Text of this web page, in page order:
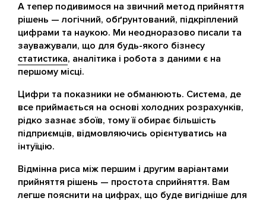
А тепер подивимося на звичний метод прийняття
рішень — логічний, обґрунтований, підкріплений
цифрами та наукою. Ми неодноразово писали та
зауважували, що для будь-якого бізнесу
статистика, аналітика і робота з даними є на
першому місці.
Цифри та показники не обманюють. Система, де
все приймається на основі холодних розрахунків,
рідко зазнає збоїв, тому її обирає більшість
підприємців, відмовляючись орієнтуватись на
інтуїцію.
Відмінна риса між першим і другим варіантами
прийняття рішень — простота сприйняття. Вам
легше пояснити на цифрах, що буде вигідніше для